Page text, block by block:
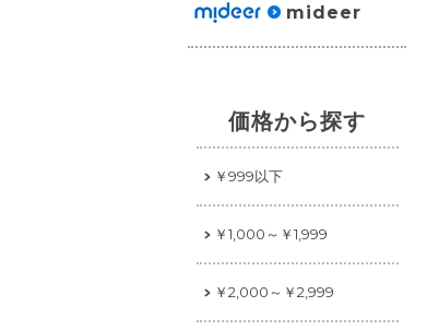
mideer
価格から探す
￥999以下
￥1,000～￥1,999
￥2,000～￥2,999